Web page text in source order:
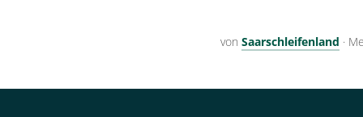
von Saarschleifenland ·